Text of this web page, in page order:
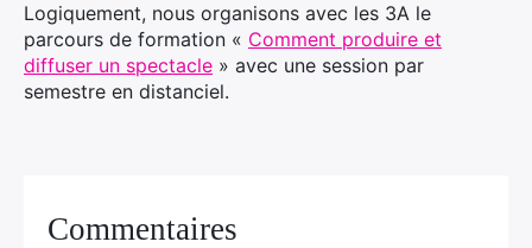
Logiquement, nous organisons avec les 3A le
parcours de formation « Comment produire et
diffuser un spectacle » avec une session par
semestre en distanciel.
Commentaires